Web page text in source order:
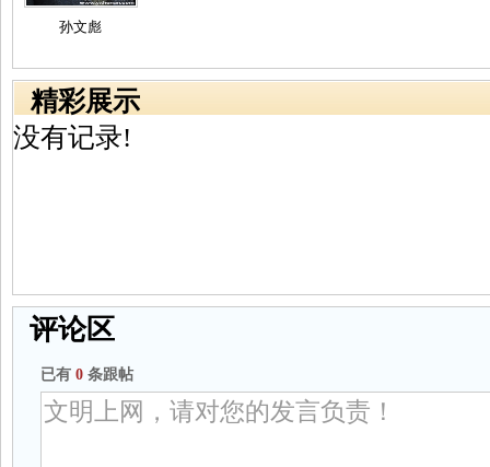
孙文彪
精彩展示
没有记录!
评论区
已有 0 条跟帖